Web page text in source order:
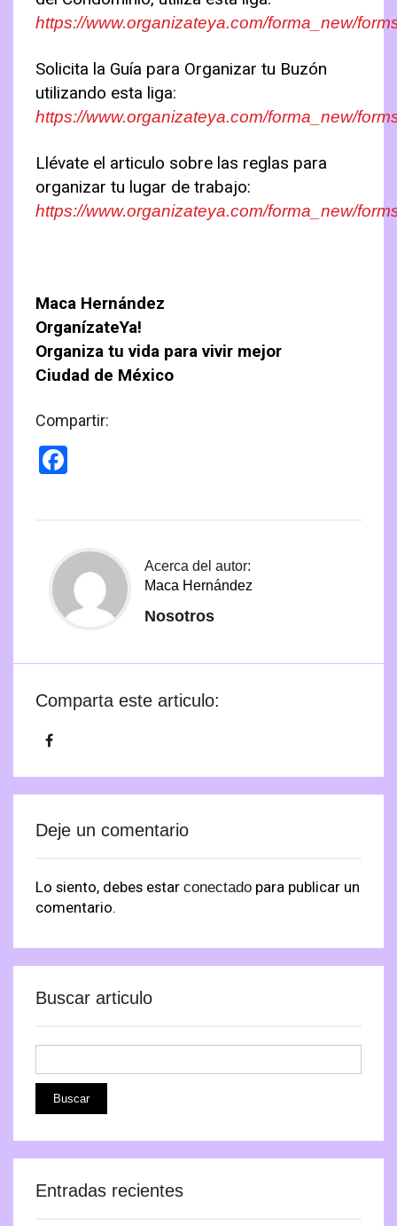
https://www.organizateya.com/forma_new/
Solicita la Guía para Organizar tu Buzón
utilizando esta liga:
https://www.organizateya.com/forma_new/
Llévate el articulo sobre las reglas para
organizar tu lugar de trabajo:
https://www.organizateya.com/forma_new/
Maca Hernández
OrganízateYa!
Organiza tu vida para vivir mejor
Ciudad de México
Compartir:
Acerca del autor:
Maca Hernández
Nosotros
Comparta este articulo:
Deje un comentario
Lo siento, debes estar conectado para publicar un
comentario.
Buscar articulo
Entradas recientes